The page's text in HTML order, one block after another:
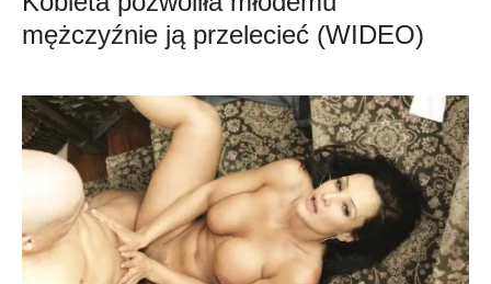
mężczyźnie ją przelecieć (WIDEO)